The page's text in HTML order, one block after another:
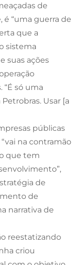
de
é “uma guerra de
que a
sistema
suas ações
só uma
Usar [a
públicas
na contramão
que tem
de
de
narrativa de
reestatizando
criou